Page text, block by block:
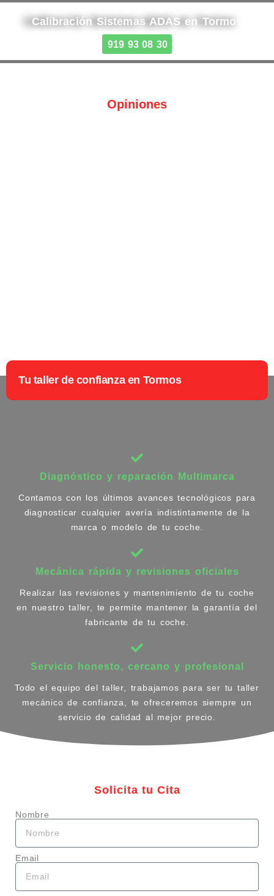
Calibración Sistemas ADAS en Tormos
919 93 08 30
Opiniones
Tu taller de confianza en Tormos
Diagnóstico y reparación Multimarca
Contamos con los últimos avances tecnológicos para
diagnosticar cualquier avería indistintamente de la
marca o modelo de tu coche.
Mecánica rápida y revisiones oficiales
Realizar las revisiones y mantenimiento de tu coche
en nuestro taller, te permite mantener la garantía del
fabricante de tu coche.
Servicio honesto, cercano y profesional
Todo el equipo del taller, trabajamos para ser tu taller
mecánico de confianza, te ofreceremos siempre un
servicio de calidad al mejor precio.
Solicita tu Cita
Nombre
Email